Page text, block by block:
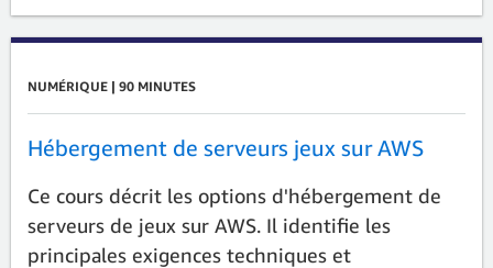
NUMÉRIQUE | 90 MINUTES
Hébergement de serveurs jeux sur AWS
Ce cours décrit les options d'hébergement de
serveurs de jeux sur AWS. Il identifie les
principales exigences techniques et